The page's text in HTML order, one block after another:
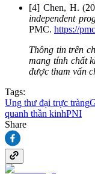
[4] Chen, H.
independent
PMC. https://
Thông tin trên
mang tính chất
được tham vấn
Tags:
Ung thư đại trực tràng
quanh thần kinhPNI
Share